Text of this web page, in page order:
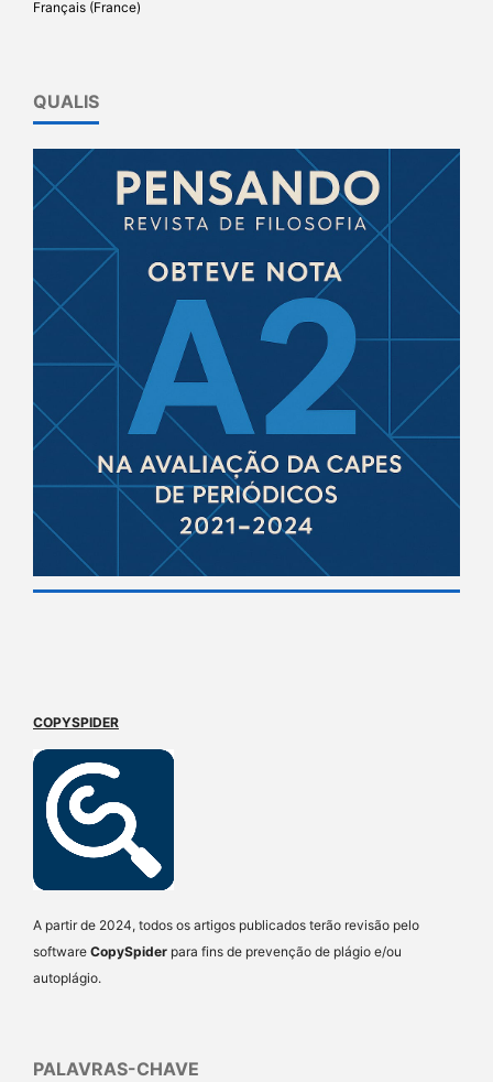
Français (France)
QUALIS
COPYSPIDER
A partir de 2024, todos os artigos publicados terão revisão pelo
software CopySpider para fins de prevenção de plágio e/ou
autoplágio.
PALAVRAS-CHAVE